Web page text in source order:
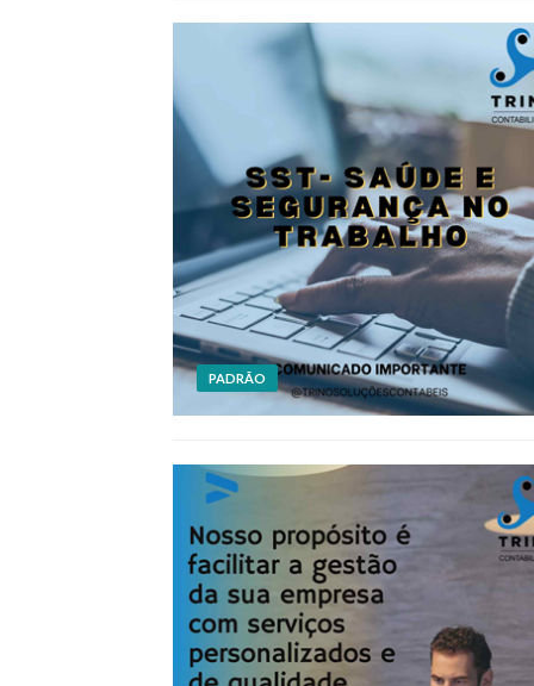
PADRÃO